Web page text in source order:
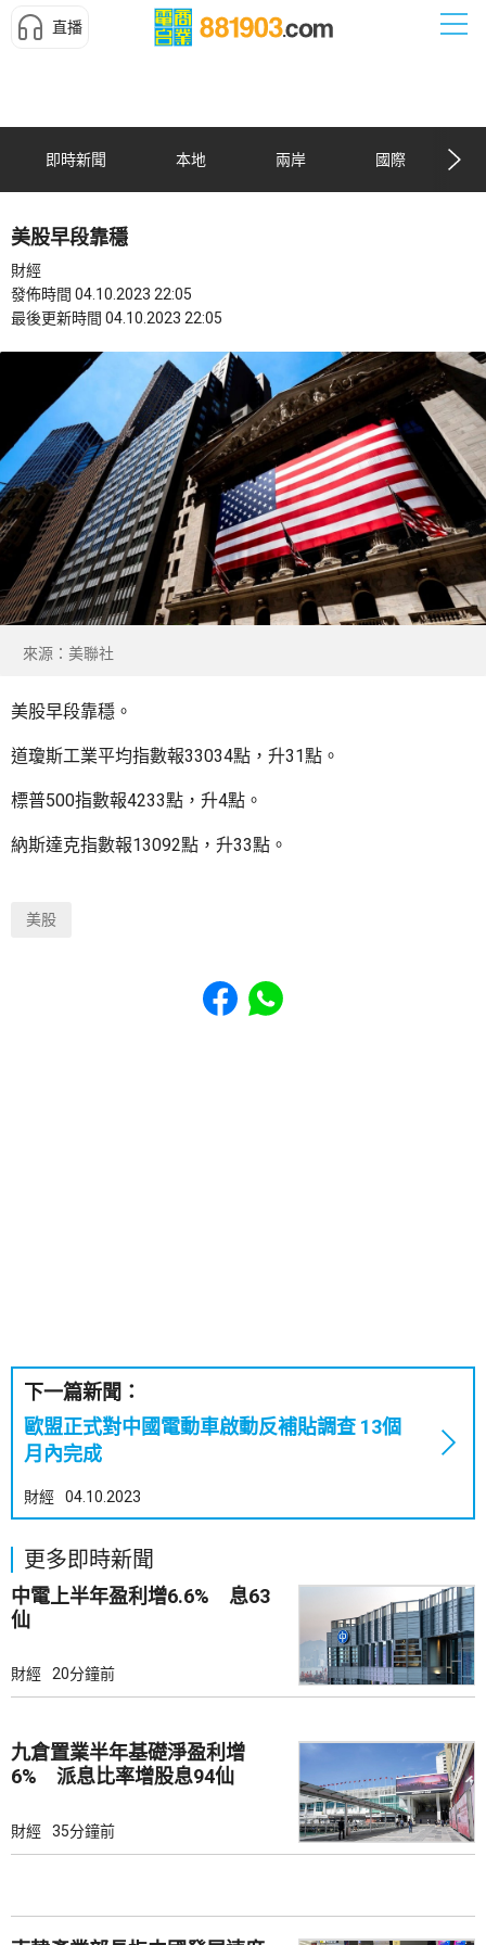
直播
即時新聞 本地 兩岸 國際
美股早段靠穩
財經
發佈時間 04.10.2023 22:05
最後更新時間 04.10.2023 22:05
來源：美聯社
美股早段靠穩。
道瓊斯工業平均指數報33034點，升31點。
標普500指數報4233點，升4點。
納斯達克指數報13092點，升33點。
美股
Share to Facebook
Share to WhatsApp
下一篇新聞：
歐盟正式對中國電動車啟動反補貼調查 13個
月內完成
財經 04.10.2023
更多即時新聞
中電上半年盈利增6.6% 息63
仙
財經 20分鐘前
九倉置業半年基礎淨盈利增
6% 派息比率增股息94仙
財經 35分鐘前